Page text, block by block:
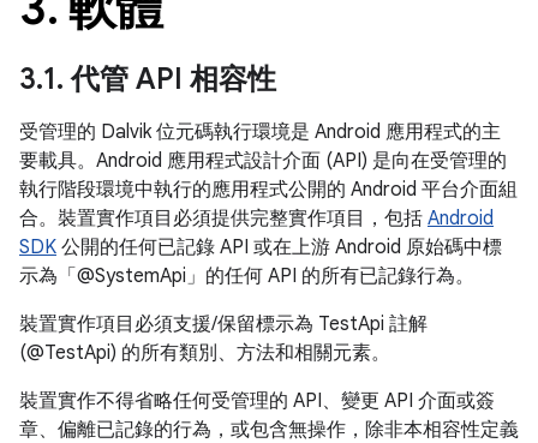
3.1. 代管 API 相容性
受管理的 Dalvik 位元碼執行環境是 Android 應用程式的主
要載具。Android 應用程式設計介面 (API) 是向在受管理的
執行階段環境中執行的應用程式公開的 Android 平台介面組
合。裝置實作項目必須提供完整實作項目，包括 Android
SDK 公開的任何已記錄 API 或在上游 Android 原始碼中標
示為「@SystemApi」的任何 API 的所有已記錄行為。
裝置實作項目必須支援/保留標示為 TestApi 註解
(@TestApi) 的所有類別、方法和相關元素。
裝置實作不得省略任何受管理的 API、變更 API 介面或簽
章、偏離已記錄的行為，或包含無操作，除非本相容性定義